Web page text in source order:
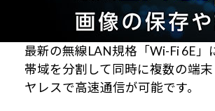
最新の無線LAN規格「Wi-Fi 6E
帯域を分割して同時に複数の端
ヤレスで高速通信が可能です。